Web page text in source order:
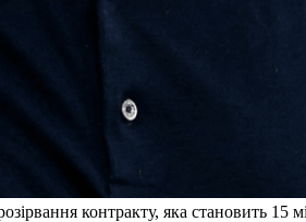
контракту, яка становить 15